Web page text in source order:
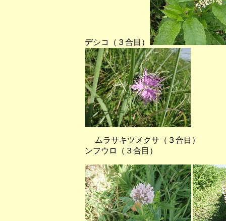
デシコ（３合目）
ムラサキツメクサ（
ンフウロ（３合目）